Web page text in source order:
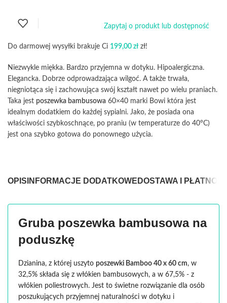
Zapytaj o produkt lub dostępność
Do darmowej wysyłki brakuje Ci 199,00 złzł!
Niezwykle miękka. Bardzo przyjemna w dotyku. Hipoalergiczna.
Elegancka. Dobrze odprowadzająca wilgoć. A także trwała,
niegniotąca się i zachowująca swój kształt nawet po wielu praniach.
Taka jest poszewka bambusowa 60×40 marki Bowi która jest
idealnym dodatkiem do każdej sypialni. Jako, że posiada ona
właściwości szybkoschnące, po praniu (w temperaturze do 40°C)
jest ona szybko gotowa do ponownego użycia.
OPIS INFORMACJE DODATKOWE DOSTAWA I
Gruba poszewka bambusowa na
poduszkę
Dzianina, z której uszyto poszewki Bamboo 40 x 60 cm, w
32,5% składa się z włókien bambusowych, a w 67,5% - z
włókien poliestrowych. Jest to świetne rozwiązanie dla osób
poszukujących przyjemnej naturalności w dotyku i